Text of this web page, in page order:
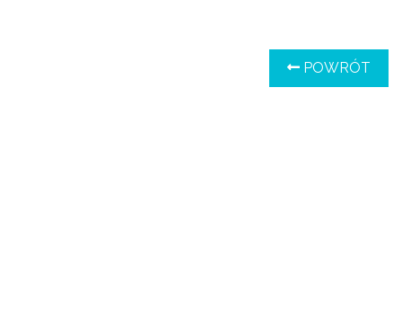
POWRÓT